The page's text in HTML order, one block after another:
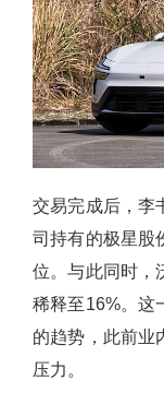
交易完成后，李
司持有的极星股
位。与此同时，
稀释至16%。这
的趋势，此前业
压力。